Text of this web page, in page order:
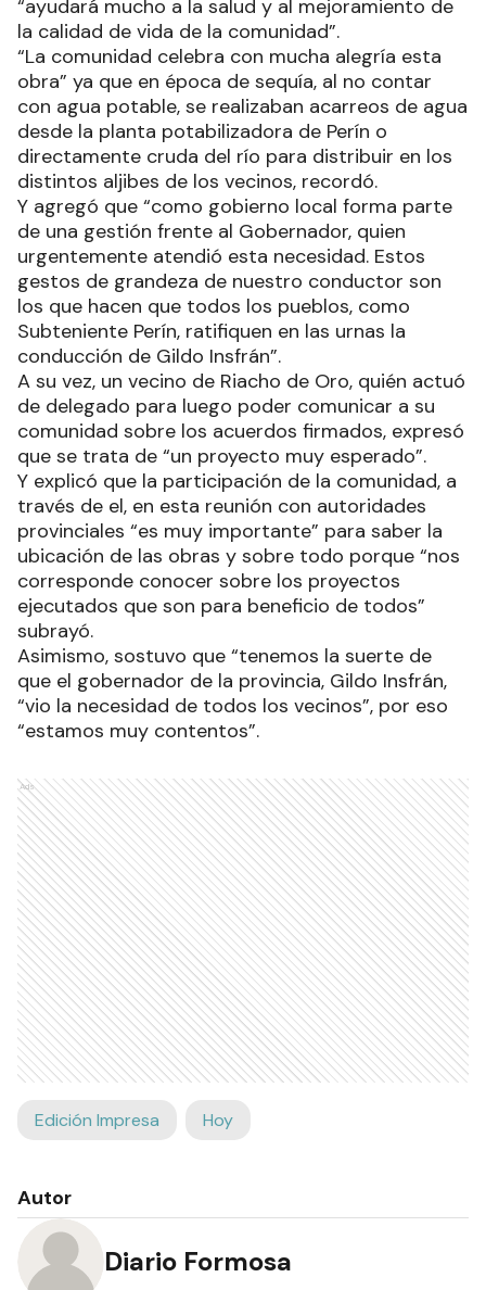
“ayudará mucho a la salud y al mejoramiento de
la calidad de vida de la comunidad”.
“La comunidad celebra con mucha alegría esta
obra” ya que en época de sequía, al no contar
con agua potable, se realizaban acarreos de agua
desde la planta potabilizadora de Perín o
directamente cruda del río para distribuir en los
distintos aljibes de los vecinos, recordó.
Y agregó que “como gobierno local forma parte
de una gestión frente al Gobernador, quien
urgentemente atendió esta necesidad. Estos
gestos de grandeza de nuestro conductor son
los que hacen que todos los pueblos, como
Subteniente Perín, ratifiquen en las urnas la
conducción de Gildo Insfrán”.
A su vez, un vecino de Riacho de Oro, quién actuó
de delegado para luego poder comunicar a su
comunidad sobre los acuerdos firmados, expresó
que se trata de “un proyecto muy esperado”.
Y explicó que la participación de la comunidad, a
través de el, en esta reunión con autoridades
provinciales “es muy importante” para saber la
ubicación de las obras y sobre todo porque “nos
corresponde conocer sobre los proyectos
ejecutados que son para beneficio de todos”
subrayó.
Asimismo, sostuvo que “tenemos la suerte de
que el gobernador de la provincia, Gildo Insfrán,
“vio la necesidad de todos los vecinos”, por eso
“estamos muy contentos”.
Ads
Edición Impresa Hoy
Autor
Diario Formosa